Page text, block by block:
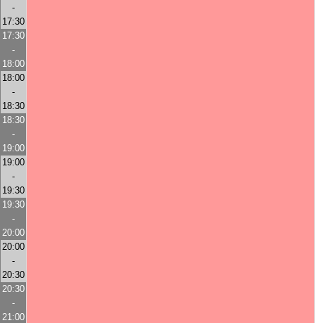
-
17:30
17:30
-
18:00
18:00
-
18:30
18:30
-
19:00
19:00
-
19:30
19:30
-
20:00
20:00
-
20:30
20:30
-
21:00